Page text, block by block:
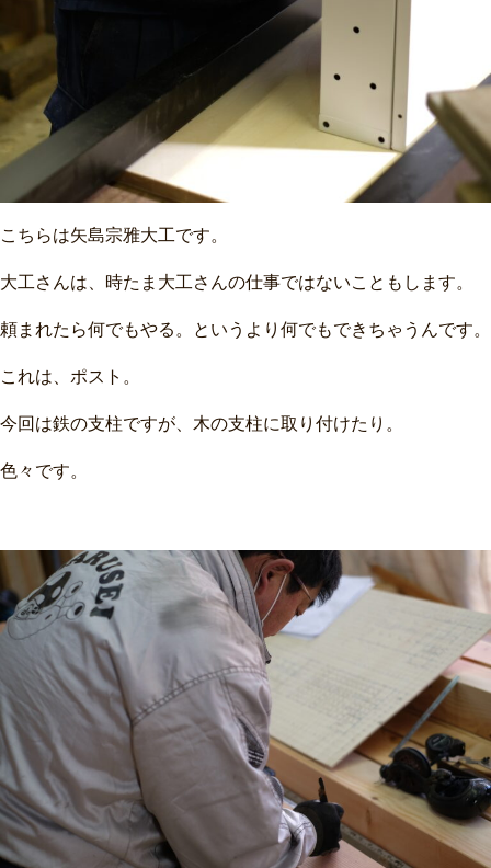
こちらは矢島宗雅大工です。
大工さんは、時たま大工さんの仕事ではないこともします。
頼まれたら何でもやる。というより何でもできちゃうんです。
これは、ポスト。
今回は鉄の支柱ですが、木の支柱に取り付けたり。
色々です。